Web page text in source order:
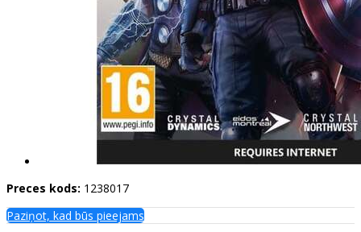
Preces kods: 1238017
Paziņot, kad būs pieejams